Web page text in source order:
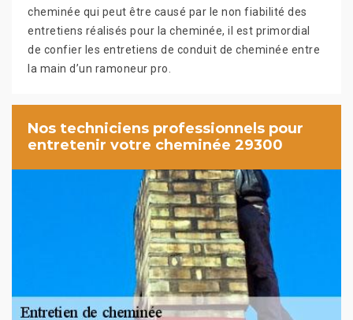
cheminée qui peut être causé par le non fiabilité des
entretiens réalisés pour la cheminée, il est primordial
de confier les entretiens de conduit de cheminée entre
la main d’un ramoneur pro.
Nos techniciens professionnels pour
entretenir votre cheminée 29300